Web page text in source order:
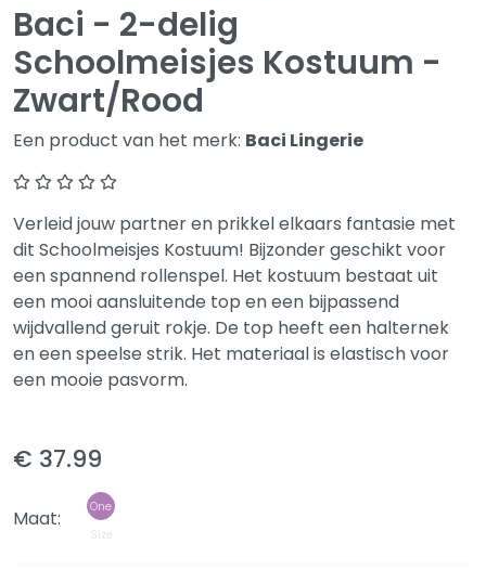
Baci - 2-delig
Schoolmeisjes Kostuum -
Zwart/Rood
Een product van het merk: Baci Lingerie
Verleid jouw partner en prikkel elkaars fantasie met
dit Schoolmeisjes Kostuum! Bijzonder geschikt voor
een spannend rollenspel. Het kostuum bestaat uit
een mooi aansluitende top en een bijpassend
wijdvallend geruit rokje. De top heeft een halternek
en een speelse strik. Het materiaal is elastisch voor
een mooie pasvorm.
€ 37.99
Maat:
One
Size